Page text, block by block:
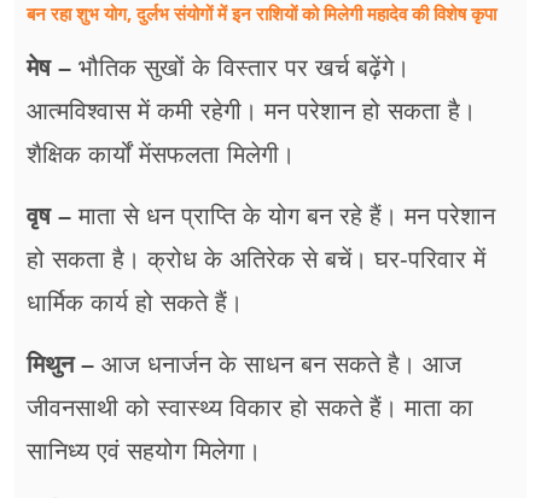
शिक्षा
बन रहा शुभ योग, दुर्लभ संयोगों में इन राशियों को मिलेगी महादेव की विशेष कृपा
मेष – भौतिक सुखों के विस्तार पर खर्च बढ़ेंगे।
आत्मविश्वास में कमी रहेगी। मन परेशान हो सकता है।
शैक्षिक कार्यों मेंसफलता मिलेगी।
वृष – माता से धन प्राप्ति के योग बन रहे हैं। मन परेशान
हो सकता है। क्रोध के अतिरेक से बचें। घर-परिवार में
धार्मिक कार्य हो सकते हैं।
मिथुन – आज धनार्जन के साधन बन सकते है। आज
जीवनसाथी को स्वास्थ्य विकार हो सकते हैं। माता का
सानिध्य एवं सहयोग मिलेगा।